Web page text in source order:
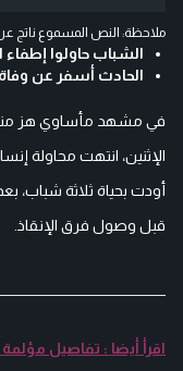
ملاحظة: النص المسموع ناتج
الشباب حاولوا
الحادث أسفر عن
في مشهد مأساوي هز
الإثنين، انتهت محاولة
أودت بحياة ثلاثة شباب،
قبل وصول فرق الإنقاذ.
اقرأ أيضا : تفاصيل